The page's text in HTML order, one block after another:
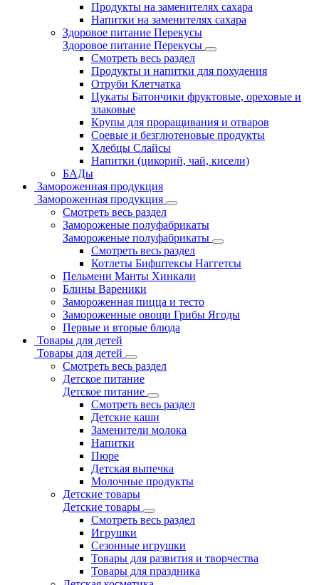
Продукты на заменителях сахара
Напитки на заменителях сахара
Здоровое питание Перекусы
Здоровое питание Перекусы
Смотреть весь раздел
Продукты и напитки для похудения
Отруби Клетчатка
Цукаты Батончики фруктовые, ореховые и
злаковые
Крупы для проращивания и отваров
Соевые и безглютеновые продукты
Хлебцы Слайсы
Напитки (цикорий, чай, кисели)
БАДы
Замороженная продукция
Замороженная продукция
Смотреть весь раздел
Замороженые полуфабрикаты
Замороженые полуфабрикаты
Смотреть весь раздел
Котлеты Бифштексы Наггетсы
Пельмени Манты Хинкали
Блины Вареники
Замороженная пицца и тесто
Замороженные овощи Грибы Ягоды
Первые и вторые блюда
Товары для детей
Товары для детей
Смотреть весь раздел
Детское питание
Детское питание
Смотреть весь раздел
Детские каши
Заменители молока
Напитки
Пюре
Детская выпечка
Молочные продукты
Детские товары
Детские товары
Смотреть весь раздел
Игрушки
Сезонные игрушки
Товары для развития и творчества
Товары для праздника